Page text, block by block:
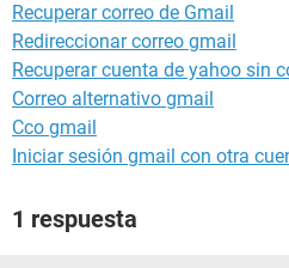
Recuperar correo de Gmail
Redireccionar correo gmail
Recuperar cuenta de yahoo sin
Correo alternativo gmail
Cco gmail
Iniciar sesión gmail con otra
1 respuesta